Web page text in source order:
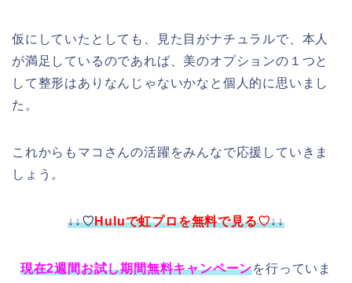
仮にしていたとしても、見た目がナチュラルで、本人
が満足しているのであれば、美のオプションの１つと
して整形はありなんじゃないかなと個人的に思いまし
た。
これからもマコ さんの活躍をみんなで応援していきま
しょう。
↓↓♡Huluで虹プロを無料で見る♡↓↓
現在2週間お試し期間無料キャンペーンを行っていま